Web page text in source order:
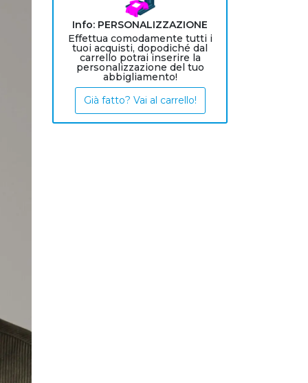
Info: PERSONALIZZAZIONE
Effettua comodamente tutti i
tuoi acquisti, dopodiché dal
carrello potrai inserire la
personalizzazione del tuo
abbigliamento!
Già fatto? Vai al carrello!